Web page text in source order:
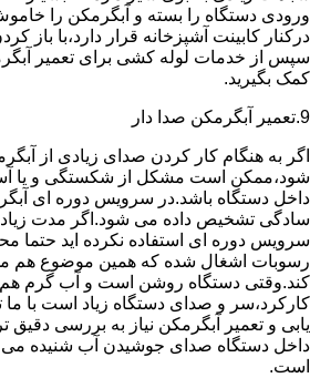
ورودی دستگاه را بسته و آبگرمکن را
درکنار کابینت آشپزخانه قرار دارد،با باز
سپس از خدمات لوله کشی برای تعمیر
کمک بگیرید.
9.تعمیر آبگرمکن صدا دار
اگر به هنگام کار کردن صدای زیادی از
شود،ممکن است مشکل از شکستگی و یا
داخل دستگاه باشد.در سرویس دوره ای
سادگی تشخیص داده می شود.اگر مدت
سرویس دوره ای استفاده نکرده اید حتما
رسوبات اشغال شده که همین موضوع هم
کند.وقتی دستگاه روشن است و آب گرم هم
کارکرد،سر و صدای دستگاه زیاد است با
یابی و تعمیر آبگرمکن نیاز به بررسی
داخل دستگاه صدای جوشیدن آب شنیده
است.